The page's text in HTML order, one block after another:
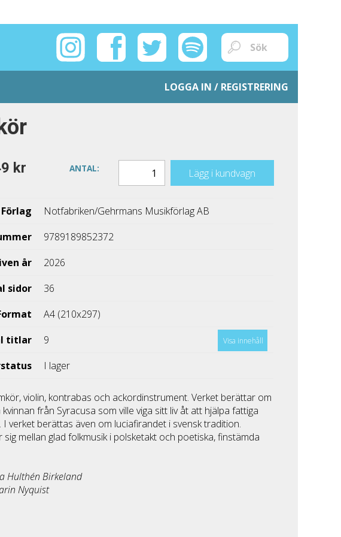
LOGGA IN / REGISTRERING
kr ANTAL: Lägg i kundvagn
Förlag
Notfabriken/Gehrmans Musikförlag AB
9789189852372
år
2026
sidor
36
A4 (210x297)
titlar
9 Visa innehåll
I lager
violin, kontrabas och ackordinstrument. Verket berättar om
från Syracusa som ville viga sitt liv åt att hjälpa fattiga
verket berättas även om luciafirandet i svensk tradition.
sig mellan glad folkmusik i polsketakt och poetiska, finstämda
Hulthén Birkeland
Nyquist